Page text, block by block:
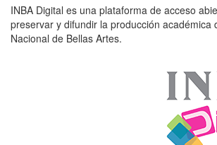
INBA Digital es una plataforma de acceso
preservar y difundir la producción académica
Nacional de Bellas Artes.